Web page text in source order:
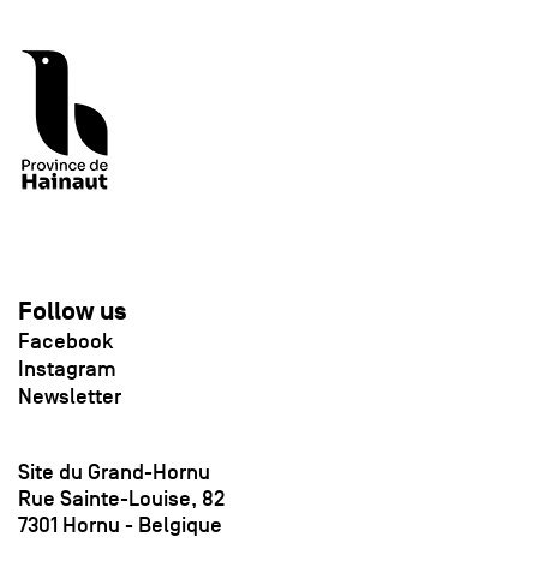
Follow us
Facebook
Instagram
Newsletter
Site du Grand-Hornu
Rue Sainte-Louise, 82
7301 Hornu - Belgique